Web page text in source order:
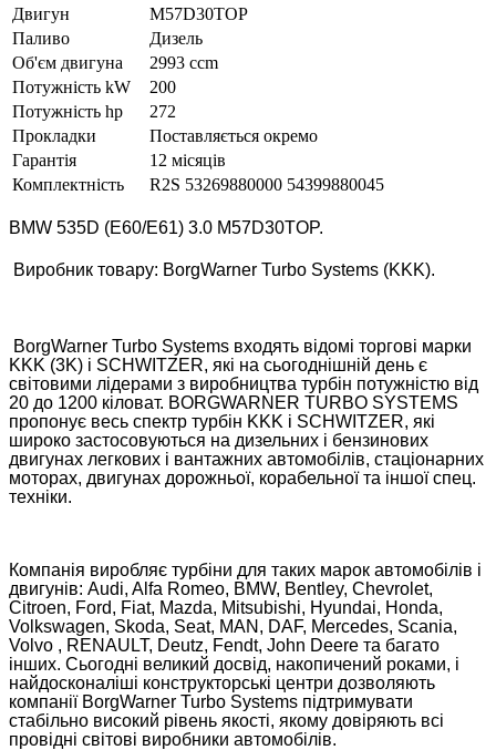
Двигун
M57D30TOP
Паливо
Дизель
Об'єм двигуна
2993 ccm
Потужність kW
200
Потужність hp
272
Прокладки
Поставляється окремо
Гарантія
12 місяців
Комплектність
R2S 53269880000 54399880045
BMW 535D (E60/E61) 3.0 M57D30TOP.
Виробник товару: BorgWarner Turbo Systems (KKK).
BorgWarner Turbo Systems входять відомі торгові марки
KKK (3K) і SCHWITZER, які на сьогоднішній день є
світовими лідерами з виробництва турбін потужністю від
20 до 1200 кіловат. BORGWARNER TURBO SYSTEMS
пропонує весь спектр турбін KKK і SCHWITZER, які
широко застосовуються на дизельних і бензинових
двигунах легкових і вантажних автомобілів, стаціонарних
моторах, двигунах дорожньої, корабельної та іншої спец.
техніки.
Компанія виробляє турбіни для таких марок автомобілів і
двигунів: Audi, Alfa Romeo, BMW, Bentley, Chevrolet,
Citroen, Ford, Fiat, Mazda, Mitsubishi, Hyundai, Honda,
Volkswagen, Skoda, Seat, MAN, DAF, Mercedes, Scania,
Volvo , RENAULT, Deutz, Fendt, John Deere та багато
інших. Сьогодні великий досвід, накопичений роками, і
найдосконаліші конструкторські центри дозволяють
компанії BorgWarner Turbo Systems підтримувати
стабільно високий рівень якості, якому довіряють всі
провідні світові виробники автомобілів.